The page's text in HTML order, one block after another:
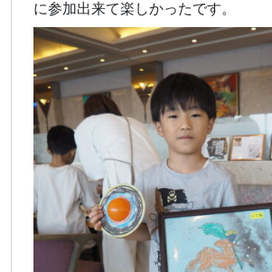
に参加出来て楽しかったです。